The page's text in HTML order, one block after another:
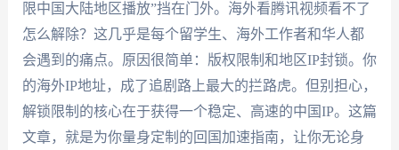
限中国大陆地区播放”挡在门外。海外看腾讯视频看不了
怎么解除？这几乎是每个留学生、海外工作者和华人都
会遇到的痛点。原因很简单：版权限制和地区IP封锁。你
的海外IP地址，成了追剧路上最大的拦路虎。但别担心，
解锁限制的核心在于获得一个稳定、高速的中国IP。这篇
文章，就是为你量身定制的回国加速指南，让你无论身